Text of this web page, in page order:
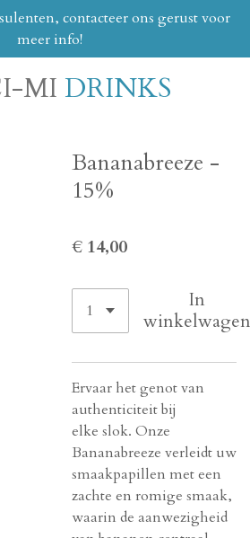
MI DRINKS
contacteer ons gerust voor
meer info!
Bananabreeze -
15%
€ 14,00
In
winkelwagen
Ervaar het genot van
authenticiteit bij
elke slok. Onze
Bananabreeze verleidt uw
smaakpapillen met een
zachte en romige smaak,
waarin de aanwezigheid